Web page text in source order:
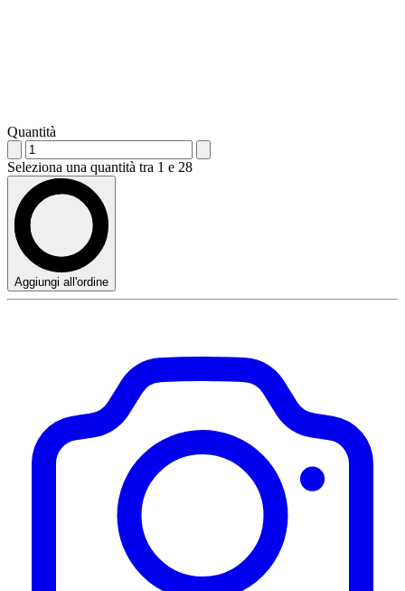
Quantità
Seleziona una quantità tra 1 e 28
Aggiungi all'ordine